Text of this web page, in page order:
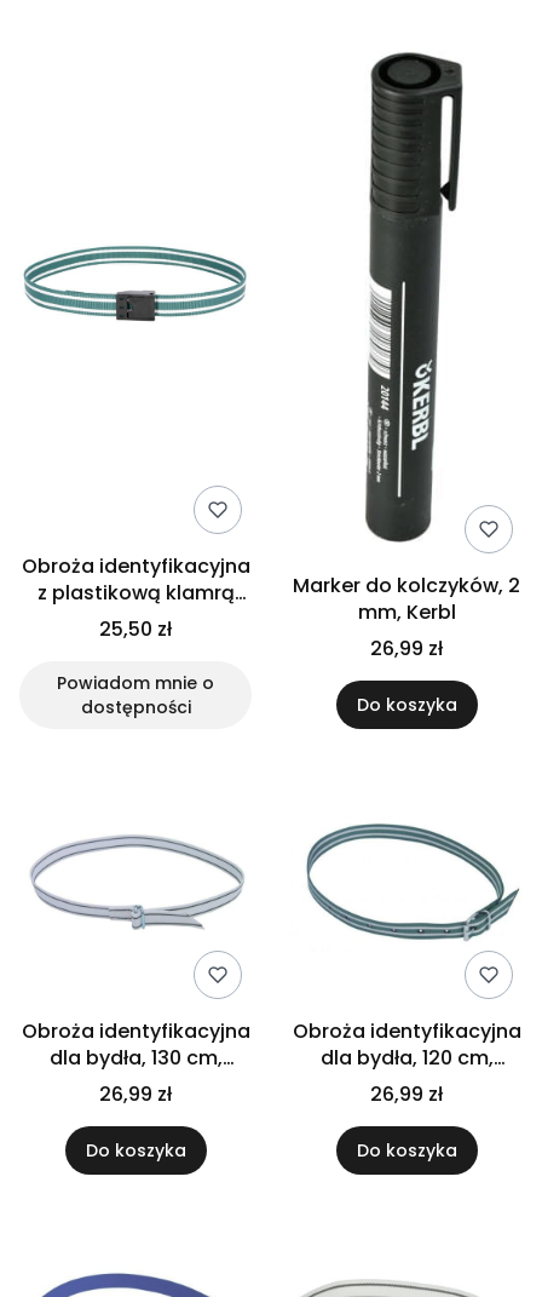
Obroża identyfikacyjna
z plastikową klamrą
zatrzaskową, 130 cm,
zielony, Kerbl
25,50 zł
Powiadom mnie o
dostępności
Marker do kolczyków, 2
mm, Kerbl
26,99 zł
Do koszyka
Obroża identyfikacyjna
dla bydła, 130 cm,
biały/czarny, Kerbl
26,99 zł
Do koszyka
Obroża identyfikacyjna
dla bydła, 120 cm,
zielony/biały Kerbl
26,99 zł
Do koszyka